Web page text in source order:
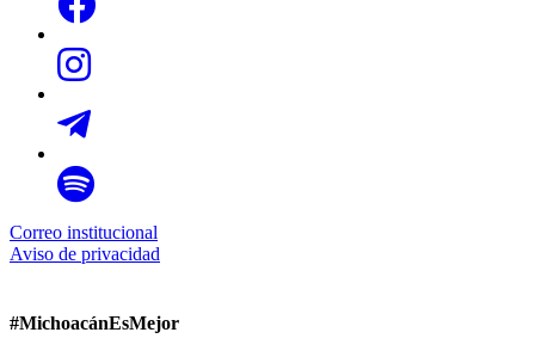
Correo institucional
Aviso de privacidad
#MichoacánEsMejor